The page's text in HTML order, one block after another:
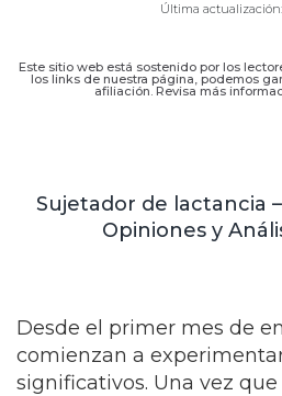
Última actualización:
Este sitio web está sostenido por los
los links de nuestra página, podemos
afiliación. Revisa más
Sujetador de lactancia
Opiniones y
Desde el primer mes de
comienzan a
significativos. Una vez